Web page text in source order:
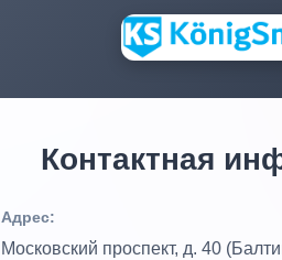
Контактная
Адрес:
Московский проспект, д. 40